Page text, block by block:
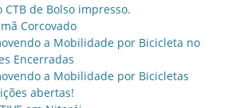
de Bolso impresso.
Corcovado
a Mobilidade por Bicicleta no
Encerradas
a Mobilidade por Bicicletas
abertas!